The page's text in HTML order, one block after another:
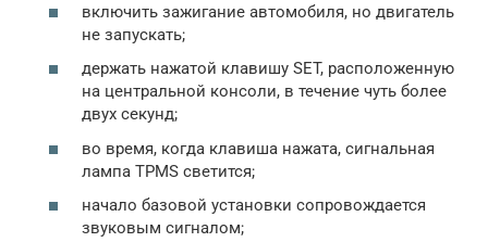
включить зажигание автомобиля, но двигатель
не запускать;
держать нажатой клавишу SET, расположенную
на центральной консоли, в течение чуть более
двух секунд;
во время, когда клавиша нажата, сигнальная
лампа TPMS светится;
начало базовой установки сопровождается
звуковым сигналом;